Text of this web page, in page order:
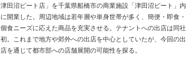
津田沼ビート店」を千葉県船橋市の商業施設「津田沼ビート」内
に開業した。周辺地域は若年層や単身世帯が多く、簡便・即食・
個食ニーズに応えた商品を充実させる。テナントへの出店は同社
初。これまで地方や郊外への出店を中心としていたが、今回の出
店を通じて都市部への店舗展開の可能性を探る。